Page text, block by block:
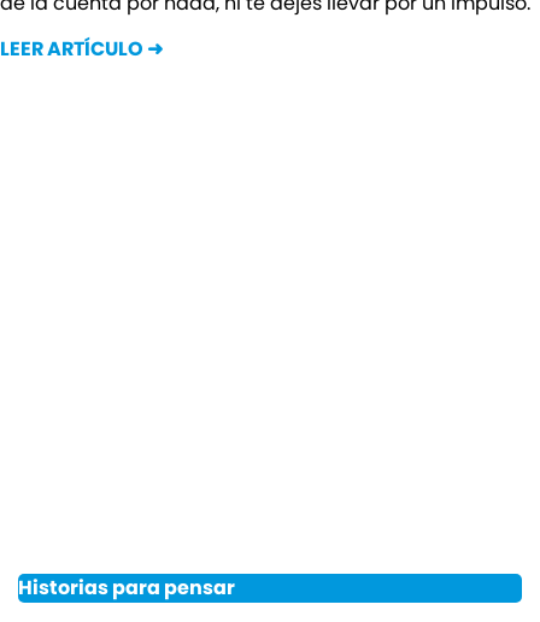
LEER ARTÍCULO ➜
Historias para pensar